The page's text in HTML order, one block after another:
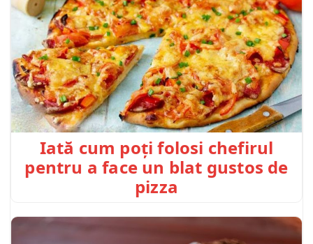
Iată cum poți folosi chefirul
pentru a face un blat gustos de
pizza